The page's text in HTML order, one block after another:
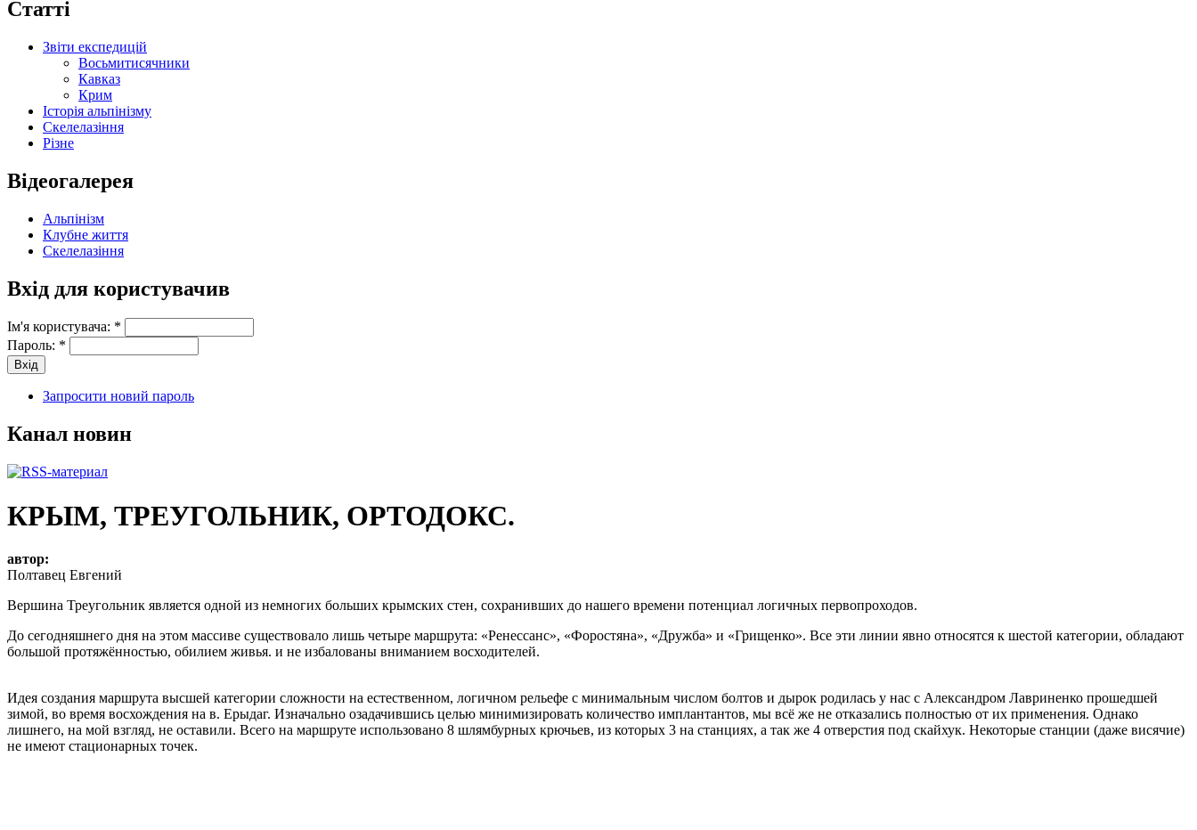
Статті
Звіти експедицій
Восьмитисячники
Кавказ
Крим
Історія альпінізму
Скелелазіння
Різне
Відеогалерея
Альпінізм
Клубне життя
Скелелазіння
Вхід для користувачив
Ім'я користувача: *
Пароль: *
Запросити новий пароль
Канал новин
КРЫМ, ТРЕУГОЛЬНИК, ОРТОДОКС.
автор:
Полтавец Евгений
Вершина Треугольник является одной из немногих больших крымских стен, сохранивших до нашего времени потенциал логичных первопроходов.
До сегодняшнего дня на этом массиве существовало лишь четыре маршрута: «Ренессанс», «Форостяна», «Дружба» и «Грищенко». Все эти линии явно относятся к шестой категории, обладают
большой протяжённостью, обилием живья. и не избалованы вниманием восходителей.
Идея создания маршрута высшей категории сложности на естественном, логичном рельефе с минимальным числом болтов и дырок родилась у нас с Александром Лавриненко прошедшей
зимой, во время восхождения на в. Ерыдаг. Изначально озадачившись целью минимизировать количество имплантантов, мы всё же не отказались полностью от их применения. Однако
лишнего, на мой взгляд, не оставили. Всего на маршруте использовано 8 шлямбурных крючьев, из которых 3 на станциях, а так же 4 отверстия под скайхук. Некоторые станции (даже висячие)
не имеют стационарных точек.